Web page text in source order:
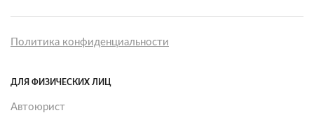
Политика конфиденциальности
ДЛЯ ФИЗИЧЕСКИХ ЛИЦ
Автоюрист